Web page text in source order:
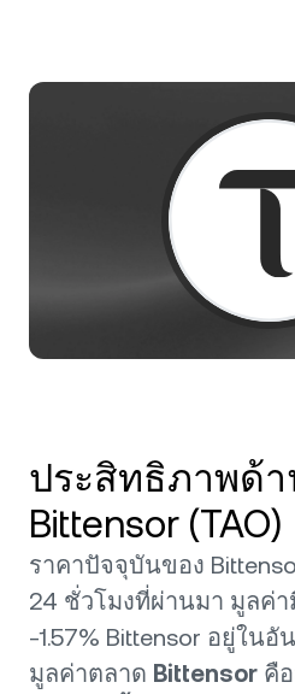
โปรแกรม Loyalty
DOT
SOL
Wealth Academy
ประสิทธิภาพด้
Bittensor (TAO)
ราคาปัจจุบันของ
24 ชั่วโมงที่ผ่านมา มูลค่
-1.57% Bittensor อยู่ใน
มูลค่าตลาด Bittensor คื